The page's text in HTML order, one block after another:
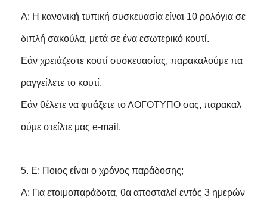
Α: Η κανονική τυπική συσκευασία είναι 10 ρολόγια σε
διπλή σακούλα, μετά σε ένα εσωτερικό κουτί.
Εάν χρειάζεστε κουτί συσκευασίας, παρακαλούμε πα
ραγγείλετε το κουτί.
Εάν θέλετε να φτιάξετε το ΛΟΓΟΤΥΠΟ σας, παρακαλ
ούμε στείλτε μας e-mail.
5. Ε: Ποιος είναι ο χρόνος παράδοσης;
Α: Για ετοιμοπαράδοτα, θα αποσταλεί εντός 3 ημερών